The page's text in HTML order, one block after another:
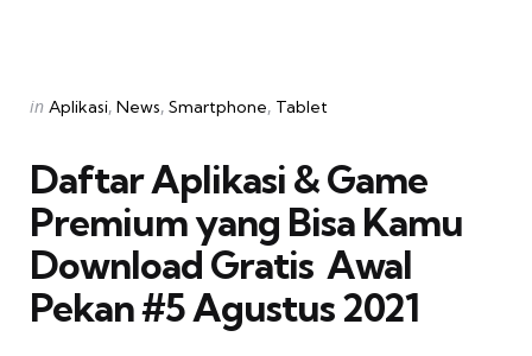
Categories
Posted
in Aplikasi News Smartphone Tablet
Daftar Aplikasi & Game
Premium yang Bisa Kamu
Download Gratis  Awal
Pekan #5 Agustus 2021